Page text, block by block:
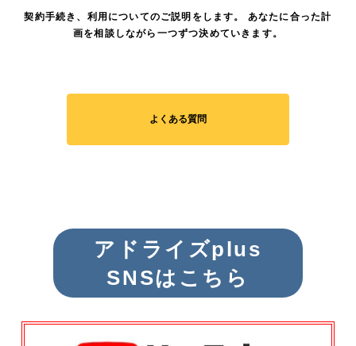
契約手続き、利用についてのご説明をします。 あなたに合った計
画を相談しながら一つずつ決めていきます。
よくある質問
アドライズplus
SNSはこちら